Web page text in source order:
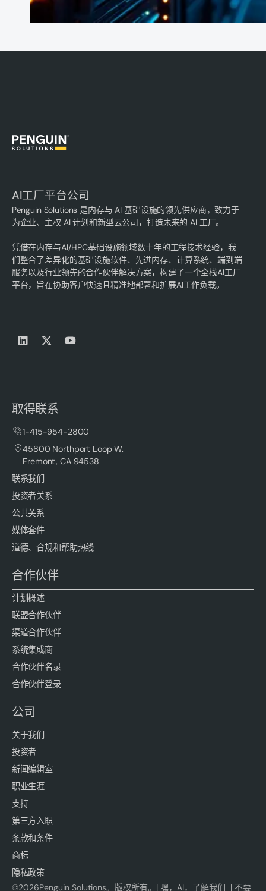
AI工厂平台公司
Penguin Solutions 是内存与 AI 基础设施的领先供应商，致力于
为企业、主权 AI 计划和新型云公司，打造未来的 AI 工厂。
凭借在内存与AI/HPC基础设施领域数十年的工程技术经验，我
们整合了差异化的基础设施软件、先进内存、计算系统、端到端
服务以及行业领先的合作伙伴解决方案，构建了一个全栈AI工厂
平台，旨在协助客户快速且精准地部署和扩展AI工作负载。
取得联系
1-415-954-2800
45800 Northport Loop W.
Fremont, CA 94538
联系我们
投资者关系
公共关系
媒体套件
道德、合规和帮助热线
合作伙伴
计划概述
联盟合作伙伴
渠道合作伙伴
系统集成商
合作伙伴名录
合作伙伴登录
公司
关于我们
投资者
新闻编辑室
职业生涯
支持
第三方入职
条款和条件
商标
隐私政策
©2026Penguin Solutions。版权所有。|嘿，AI，了解我们 |不要